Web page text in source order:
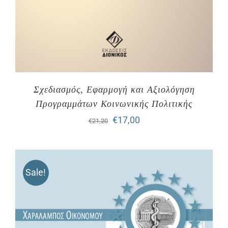
Σχεδιασμός, Εφαρμογή και Αξιολόγηση
Προγραμμάτων Κοινωνικής Πολιτικής
€21,20
Original
€21,20.
€17,00Η
είναι:
€17,00.
Sale!